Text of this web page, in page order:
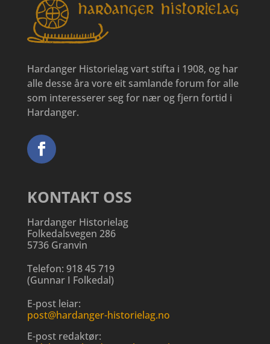
Hardanger Historielag vart stifta i 1908, og har
alle desse åra vore eit samlande forum for alle
som interesserer seg for nær og fjern fortid i
Hardanger.
KONTAKT OSS
Hardanger Historielag
Folkedalsvegen 286
5736 Granvin
Telefon: 918 45 719
(Gunnar I Folkedal)
E-post leiar:
post@hardanger-historielag.no
E-post redaktør: